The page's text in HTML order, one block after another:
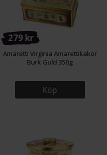
279 kr
Amaretti Virginia Amarettikakor
Burk Guld 350g
Köp